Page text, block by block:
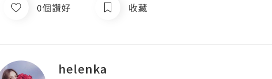
0個讚好 收藏
helenka